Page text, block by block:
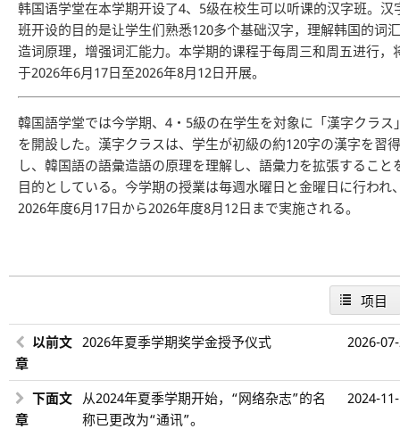
韩国语学堂在本学期开设了4、5级在校生可以听课的汉字班。汉
班开设的目的是让学生们熟悉120多个基础汉字，理解韩国的词汇
造词原理，增强词汇能力。本学期的课程于每周三和周五进行，
于2026年6月17日至2026年8月12日开展。
韓国語学堂では今学期、4・5級の在学生を対象に「漢字クラス
を開設した。漢字クラスは、学生が初級の約120字の漢字を習得
し、韓国語の語彙造語の原理を理解し、語彙力を拡張すること
目的としている。今学期の授業は毎週水曜日と金曜日に行われ
2026年度6月17日から2026年度8月12日まで実施される。
项目
以前文
章
2026年夏季学期奖学金授予仪式 2026-
下面文
章
从2024年夏季学期开始，“网络杂志”的名
称已更改为“通讯”。
2024-